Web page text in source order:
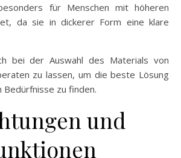
für Menschen mit höheren
da sie in dickerer Form eine klare
bei der Auswahl des Materials von
zu lassen, um die beste Lösung
Bedürfnisse zu finden.
und